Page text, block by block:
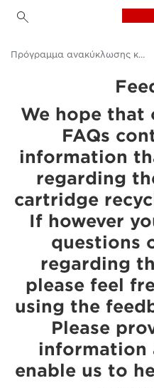
Πρόγραμμα ανακύκλωσης κασετών της Canon για γραφίτη και μελάνια
We hope that
FAQs
information
regarding
cartridge
If however
questions
regarding
please feel
using the
Please
information
enable us to